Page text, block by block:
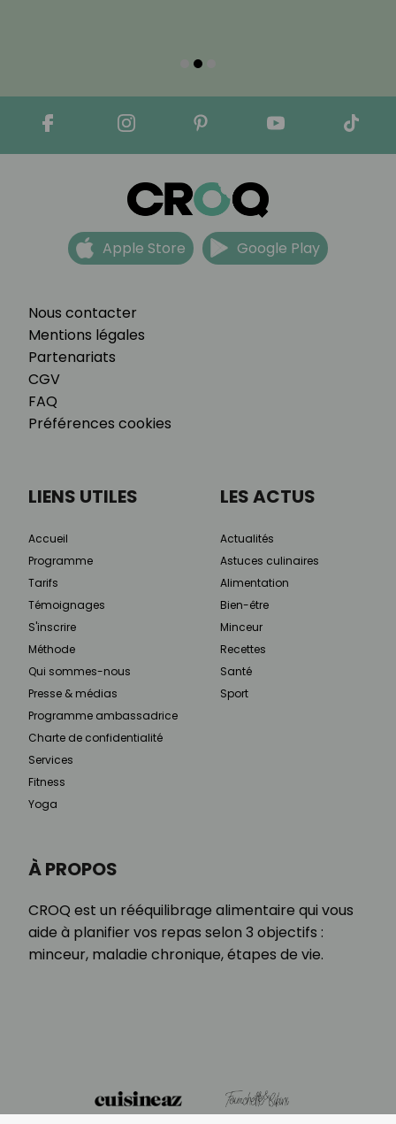
Nous contacter
Mentions légales
Partenariats
CGV
FAQ
Préférences cookies
Apple Store Google Play
À PROPOS
CROQ est un rééquilibrage alimentaire qui vous
aide à planifier vos repas selon 3 objectifs :
minceur, maladie chronique, étapes de vie.
LIENS UTILES
Accueil
Programme
Tarifs
Témoignages
S'inscrire
Méthode
Qui sommes-nous
Presse & médias
Programme ambassadrice
Charte de confidentialité
Services
Fitness
Yoga
LES ACTUS
Actualités
Astuces culinaires
Alimentation
Bien-être
Minceur
Recettes
Santé
Sport